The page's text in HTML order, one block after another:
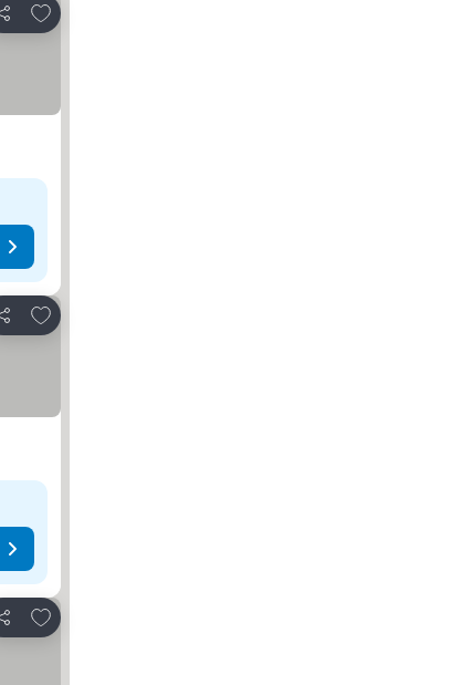
แชร์
เพิ่มในรายการโปรด
แชร์
เพิ่มในรายการโปรด
แชร์
เพิ่มในรายการโปรด